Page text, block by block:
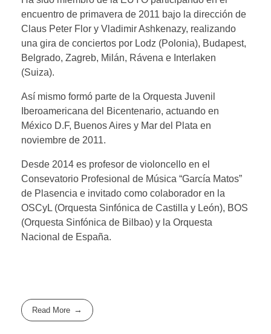
encuentro de primavera de 2011 bajo la dirección de
Claus Peter Flor y Vladimir Ashkenazy, realizando
una gira de conciertos por Lodz (Polonia), Budapest,
Belgrado, Zagreb, Milán, Rávena e Interlaken
(Suiza).
Así mismo formó parte de la Orquesta Juvenil
Iberoamericana del Bicentenario, actuando en
México D.F, Buenos Aires y Mar del Plata en
noviembre de 2011.
Desde 2014 es profesor de violoncello en el
Consevatorio Profesional de Música “García Matos”
de Plasencia e invitado como colaborador en la
OSCyL (Orquesta Sinfónica de Castilla y León), BOS
(Orquesta Sinfónica de Bilbao) y la Orquesta
Nacional de España.
Read More